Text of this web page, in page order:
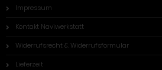
Impressum
Kontakt Naviwerkstatt
Widerrufsrecht & Widerrufsformular
Lieferzeit